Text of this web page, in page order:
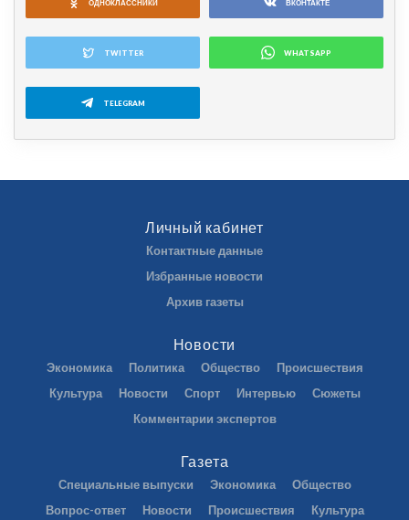
ОДНОКЛАССНИКИ ВКОНТАКТЕ
TWITTER WHATSAPP
TELEGRAM
Личный кабинет
Контактные данные
Избранные новости
Архив газеты
Новости
Экономика Политика Общество
Происшествия
Культура
Новости Спорт Интервью
Сюжеты
Комментарии экспертов
Газета
Специальные выпуски Экономика
Общество
Вопрос-ответ
Новости Происшествия
Культура